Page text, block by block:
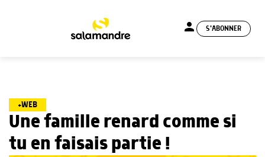
person S'ABONNER
+WEB
Une famille renard comme si
tu en faisais partie !